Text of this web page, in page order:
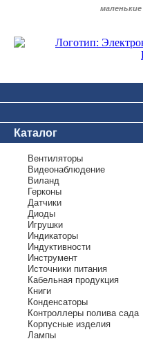
маленькие
Каталог
Вентиляторы
Видеонаблюдение
Виланд
Герконы
Датчики
Диоды
Игрушки
Индикаторы
Индуктивности
Инструмент
Источники питания
Кабельная продукция
Книги
Конденсаторы
Контроллеры полива сада
Корпусные изделия
Лампы